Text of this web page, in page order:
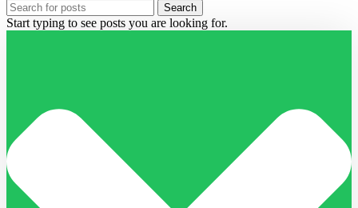
Search
Start typing to see posts you are looking for.